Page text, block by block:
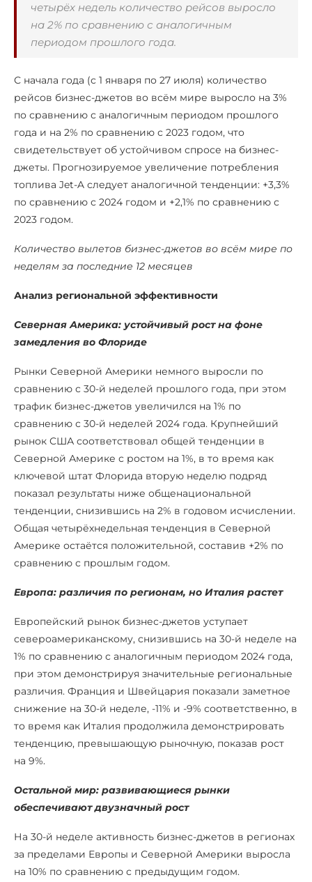
четырёх недель количество рейсов выросло
на 2% по сравнению с аналогичным
периодом прошлого года.
С начала года (с 1 января по 27 июля) количество
рейсов бизнес-джетов во всём мире выросло на 3%
по сравнению с аналогичным периодом прошлого
года и на 2% по сравнению с 2023 годом, что
свидетельствует об устойчивом спросе на бизнес-
джеты. Прогнозируемое увеличение потребления
топлива Jet-A следует аналогичной тенденции: +3,3%
по сравнению с 2024 годом и +2,1% по сравнению с
2023 годом.
Количество вылетов бизнес-джетов во всём мире по
неделям за последние 12 месяцев
Анализ региональной эффективности
Северная Америка: устойчивый рост на фоне
замедления во Флориде
Рынки Северной Америки немного выросли по
сравнению с 30-й неделей прошлого года, при этом
трафик бизнес-джетов увеличился на 1% по
сравнению с 30-й неделей 2024 года. Крупнейший
рынок США соответствовал общей тенденции в
Северной Америке с ростом на 1%, в то время как
ключевой штат Флорида вторую неделю подряд
показал результаты ниже общенациональной
тенденции, снизившись на 2% в годовом исчислении.
Общая четырёхнедельная тенденция в Северной
Америке остаётся положительной, составив +2% по
сравнению с прошлым годом.
Европа: различия по регионам, но Италия растет
Европейский рынок бизнес-джетов уступает
североамериканскому, снизившись на 30-й неделе на
1% по сравнению с аналогичным периодом 2024 года,
при этом демонстрируя значительные региональные
различия. Франция и Швейцария показали заметное
снижение на 30-й неделе, -11% и -9% соответственно, в
то время как Италия продолжила демонстрировать
тенденцию, превышающую рыночную, показав рост
на 9%.
Остальной мир: развивающиеся рынки
обеспечивают двузначный рост
На 30-й неделе активность бизнес-джетов в регионах
за пределами Европы и Северной Америки выросла
на 10% по сравнению с предыдущим годом.